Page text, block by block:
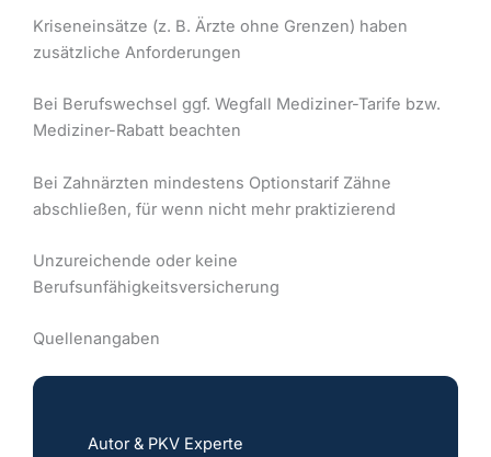
Kriseneinsätze (z. B. Ärzte ohne Grenzen) haben
zusätzliche Anforderungen
Bei Berufswechsel ggf. Wegfall Mediziner-Tarife bzw.
Mediziner-Rabatt beachten
Bei Zahnärzten mindestens Optionstarif Zähne
abschließen, für wenn nicht mehr praktizierend
Unzureichende oder keine
Berufsunfähigkeitsversicherung
Quellenangaben
Autor & PKV Experte